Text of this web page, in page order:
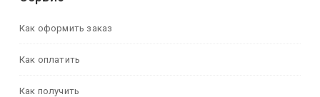
Как оформить заказ
Как оплатить
Как получить